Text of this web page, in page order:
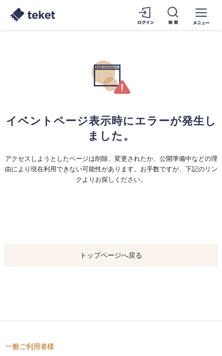
イベントページ表示時にエラーが発生し
ました。
アクセスしようとしたページは削除、変更されたか、公開準備中などの理
由により現在利用できない可能性があります。お手数ですが、下記のリン
クよりお探しください。
トップページへ戻る
一般ご利用者様